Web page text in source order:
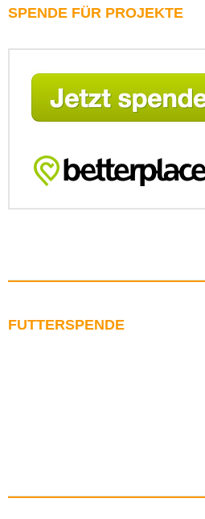
SPENDE FÜR PROJEKTE
FUTTERSPENDE